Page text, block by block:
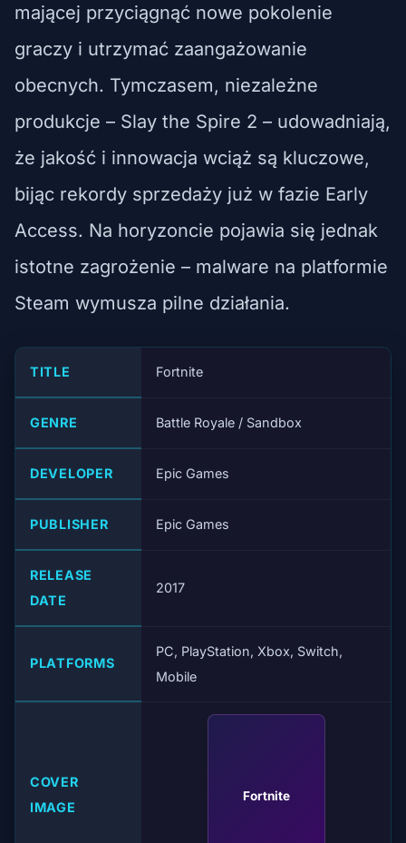
mającej przyciągnąć nowe pokolenie
graczy i utrzymać zaangażowanie
obecnych. Tymczasem, niezależne
produkcje – Slay the Spire 2 – udowadniają,
że jakość i innowacja wciąż są kluczowe,
bijąc rekordy sprzedaży już w fazie Early
Access. Na horyzoncie pojawia się jednak
istotne zagrożenie – malware na platformie
Steam wymusza pilne działania.
TITLE Fortnite
GENRE Battle Royale / Sandbox
DEVELOPER Epic Games
PUBLISHER Epic Games
RELEASE
DATE
2017
PLATFORMS
PC, PlayStation, Xbox, Switch,
Mobile
COVER
IMAGE
Fortnite